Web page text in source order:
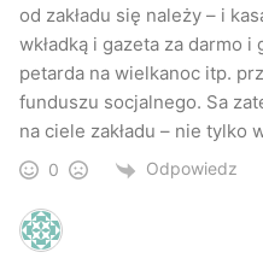
od zakładu się należy – i
wkładką i gazeta za darmo
petarda na wielkanoc itp.
funduszu socjalnego. Sa
na ciele zakładu – nie tylko
0 Odpowiedz